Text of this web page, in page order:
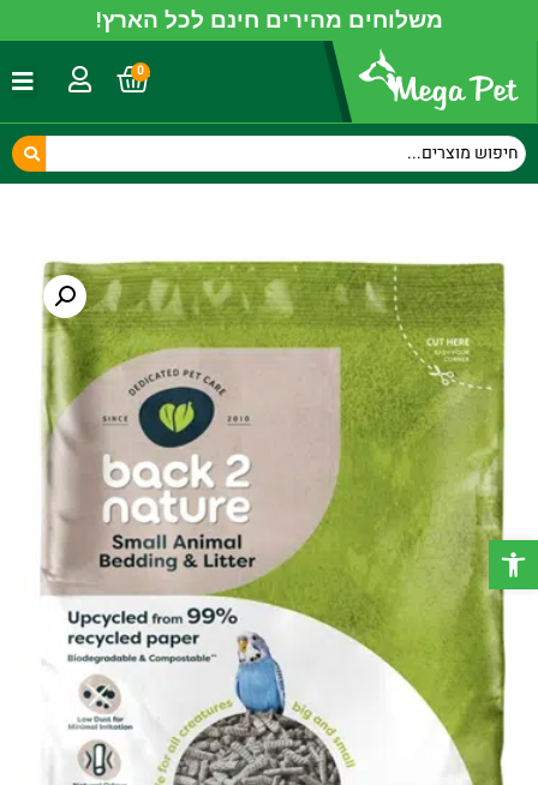
פתח סרגל נגישות
משלוחים מהירים חינם לכל הארץ!
0